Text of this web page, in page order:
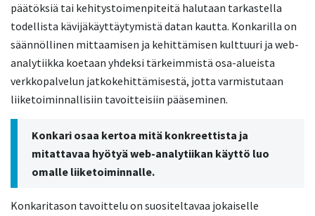
päätöksiä tai kehitystoimenpiteitä halutaan tarkastella
todellista kävijäkäyttäytymistä datan kautta. Konkarilla on
säännöllinen mittaamisen ja kehittämisen kulttuuri ja web-
analytiikka koetaan yhdeksi tärkeimmistä osa-alueista
verkkopalvelun jatkokehittämisestä, jotta varmistutaan
liiketoiminnallisiin tavoitteisiin pääseminen.
Konkari osaa kertoa mitä konkreettista ja
mitattavaa hyötyä web-analytiikan käyttö luo
omalle liiketoiminnalle.
Konkaritason tavoittelu on suositeltavaa jokaiselle